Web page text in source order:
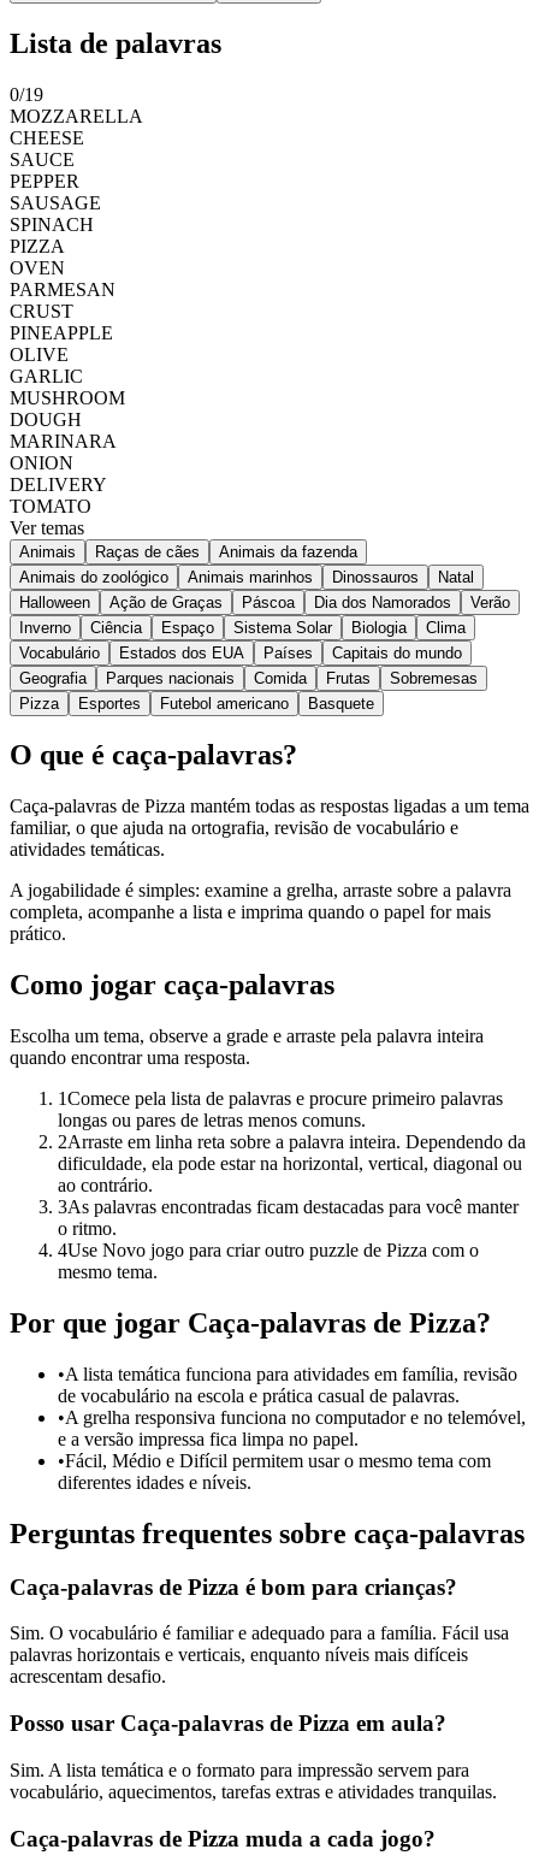
Lista de palavras
0/19
MOZZARELLA
CHEESE
SAUCE
PEPPER
SAUSAGE
SPINACH
PIZZA
OVEN
PARMESAN
CRUST
PINEAPPLE
OLIVE
GARLIC
MUSHROOM
DOUGH
MARINARA
ONION
DELIVERY
TOMATO
Ver temas
Animais Raças de cães
Animais da fazenda
Animais do zoológico
Animais marinhos Dinossauros
Natal
Halloween
Ação de Graças Páscoa Dia dos Namorados
Verão
Inverno
Ciência Espaço Sistema Solar Biologia
Clima
Vocabulário
Estados dos EUA Países
Capitais do mundo
Geografia
Parques nacionais Comida Frutas
Sobremesas
Pizza
Esportes Futebol americano Basquete
O que é caça-palavras?
Caça-palavras de Pizza mantém todas as respostas ligadas a um tema
familiar, o que ajuda na ortografia, revisão de vocabulário e
atividades temáticas.
A jogabilidade é simples: examine a grelha, arraste sobre a palavra
completa, acompanhe a lista e imprima quando o papel for mais
prático.
Como jogar caça-palavras
Escolha um tema, observe a grade e arraste pela palavra inteira
quando encontrar uma resposta.
1Comece pela lista de palavras e procure primeiro palavras
longas ou pares de letras menos comuns.
2Arraste em linha reta sobre a palavra inteira. Dependendo da
dificuldade, ela pode estar na horizontal, vertical, diagonal ou
ao contrário.
3As palavras encontradas ficam destacadas para você manter
o ritmo.
4Use Novo jogo para criar outro puzzle de Pizza com o
mesmo tema.
Por que jogar Caça-palavras de Pizza?
•A lista temática funciona para atividades em família, revisão
de vocabulário na escola e prática casual de palavras.
•A grelha responsiva funciona no computador e no telemóvel,
e a versão impressa fica limpa no papel.
•Fácil, Médio e Difícil permitem usar o mesmo tema com
diferentes idades e níveis.
Perguntas frequentes sobre caça-palavras
Caça-palavras de Pizza é bom para crianças?
Sim. O vocabulário é familiar e adequado para a família. Fácil usa
palavras horizontais e verticais, enquanto níveis mais difíceis
acrescentam desafio.
Posso usar Caça-palavras de Pizza em aula?
Sim. A lista temática e o formato para impressão servem para
vocabulário, aquecimentos, tarefas extras e atividades tranquilas.
Caça-palavras de Pizza muda a cada jogo?